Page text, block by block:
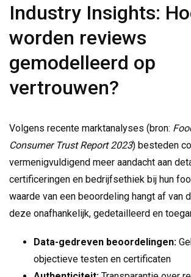
Industry Insights:
worden reviews
gemodelleerd op
vertrouwen?
Volgens recente marktanalyses (bron:
Consumer Trust Report 2023) besteden
vermenigvuldigend meer aandacht aan
certificeringen en bedrijfsethiek bij hun
waarde van een beoordeling hangt af van
deze onafhankelijk, gedetailleerd en
Data-gedreven beoordelingen:
objectieve testen en certificaten